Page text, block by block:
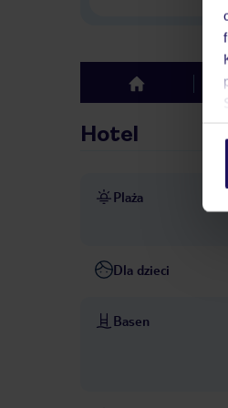
top
Hotel
Plaża
Dla dzieci
Basen